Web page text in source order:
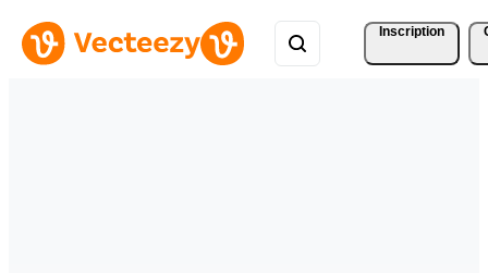
Inscription